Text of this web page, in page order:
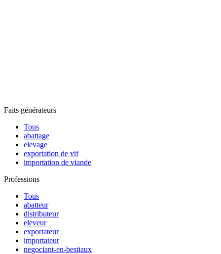
Faits générateurs
Tous
abattage
elevage
exportation de vif
importation de viande
Professions
Tous
abatteur
distributeur
eleveur
exportateur
importateur
negociant-en-bestiaux